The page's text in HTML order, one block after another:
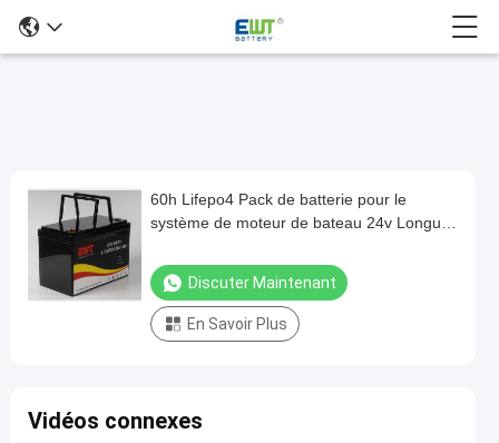
60h
Lifepo4
Pack
de
système
60h Lifepo4 Pack de batterie pour le
système de moteur de bateau 24v Longue
Discuter Maintenant
En Savoir Plus
Vidéos connexes